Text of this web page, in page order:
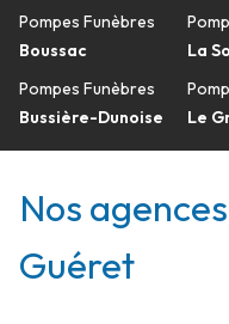
Pompes Funèbres
Boussac
Pompes Funèbres
Bussière-Dunoise
La
Le
Nos
Guéret